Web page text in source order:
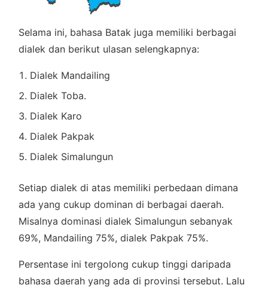
Selama ini, bahasa Batak juga memiliki berbagai
dialek dan berikut ulasan selengkapnya:
Dialek Mandailing
Dialek Toba.
Dialek Karo
Dialek Pakpak
Dialek Simalungun
Setiap dialek di atas memiliki perbedaan dimana
ada yang cukup dominan di berbagai daerah.
Misalnya dominasi dialek Simalungun sebanyak
69%, Mandailing 75%, dialek Pakpak 75%.
Persentase ini tergolong cukup tinggi daripada
bahasa daerah yang ada di provinsi tersebut. Lalu